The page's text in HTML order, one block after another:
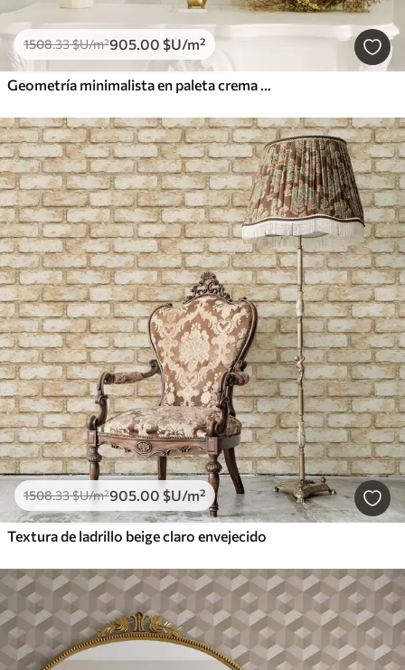
1508.33$U/m²905.00 $U/m²
Geometría minimalista en paleta crema claro
1508.33$U/m²905.00 $U/m²
Textura de ladrillo beige claro envejecido